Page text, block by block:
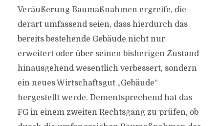
Veräußerung Baumaßnahmen ergreife, die
derart umfassend seien, dass hierdurch das
bereits bestehende Gebäude nicht nur
erweitert oder über seinen bisherigen Zustand
hinausgehend wesentlich verbessert, sondern
ein neues Wirtschaftsgut „Gebäude“
hergestellt werde. Dementsprechend hat das
FG in einem zweiten Rechtsgang zu prüfen, ob